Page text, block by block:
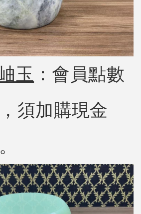
玉 ：會員點數
須加購現金